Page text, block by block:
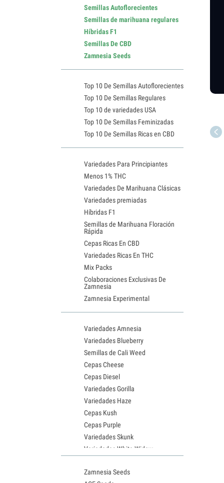
Semillas Autoflorecientes
Semillas de marihuana regulares
Híbridas F1
Semillas De CBD
Zamnesia Seeds
Top 10 De Semillas Autoflorecientes
Top 10 De Semillas Regulares
Top 10 de variedades USA
Top 10 De Semillas Feminizadas
Top 10 De Semillas Ricas en CBD
Variedades Para Principiantes
Menos 1% THC
Variedades De Marihuana Clásicas
Variedades premiadas
Híbridas F1
Semillas de Marihuana Floración
Rápida
Cepas Ricas En CBD
Variedades Ricas En THC
Mix Packs
Colaboraciones Exclusivas De
Zamnesia
Zamnesia Experimental
Variedades Amnesia
Variedades Blueberry
Semillas de Cali Weed
Cepas Cheese
Cepas Diesel
Variedades Gorilla
Variedades Haze
Cepas Kush
Cepas Purple
Variedades Skunk
Variedades White Widow
Semillas de Granddaddy Purple
Zamnesia Seeds